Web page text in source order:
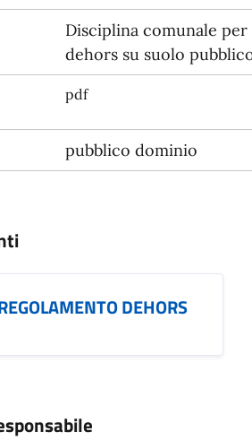
Disciplina comunale
dehors su suolo
pdf
pubblico dominio
DEHORS